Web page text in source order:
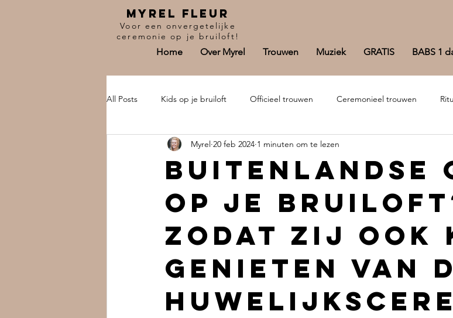
Myrel fleur
Voor een onvergetelijke
ceremonie op je bruiloft!
Home Over Myrel Trouwen Muziek GRATIS BABS 1
All Posts Kids op je bruiloft Officieel trouwen Ceremonieel trouwen
BABS voor 1 dag
Buitenlandse
op je
zodat zij ook
genieten van
Myrel 20 feb 2024 1 minuten om te lezen